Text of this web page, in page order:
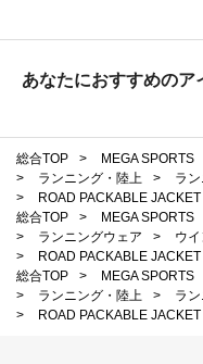
あなたにおすすめのア
総合TOP > MEGA SPORTS
>
ランニング・陸上 > ラ
>
ROAD PACKABLE JACKET
総合TOP
> MEGA SPORTS
>
ランニングウェア >
ウ
>
ROAD PACKABLE JACKET
総合TOP
> MEGA SPORTS
>
ランニング・陸上 > ラ
>
ROAD PACKABLE JACKET